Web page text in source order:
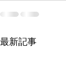
最新記事